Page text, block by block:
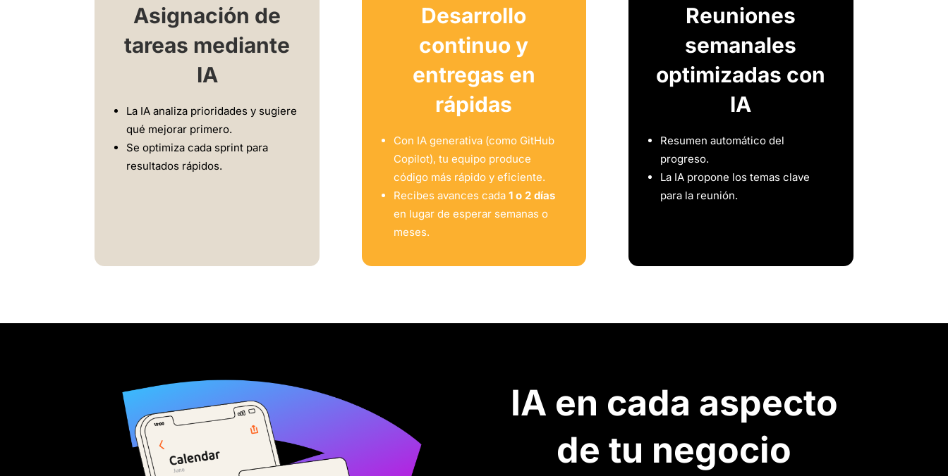
Asignación de
tareas mediante
IA
La IA analiza prioridades y sugiere
qué mejorar primero.
Se optimiza cada sprint para
resultados rápidos.
Desarrollo
continuo y
entregas en
rápidas
Con IA generativa (como GitHub
Copilot), tu equipo produce
código más rápido y eficiente.
Recibes avances cada 1 o 2 días
en lugar de esperar semanas o
meses.
Reuniones
semanales
optimizadas con
IA
Resumen automático del
progreso.
La IA propone los temas clave
para la reunión.
IA en cada aspecto
de tu negocio